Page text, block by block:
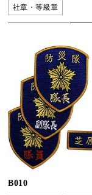
社章・等級章
B010